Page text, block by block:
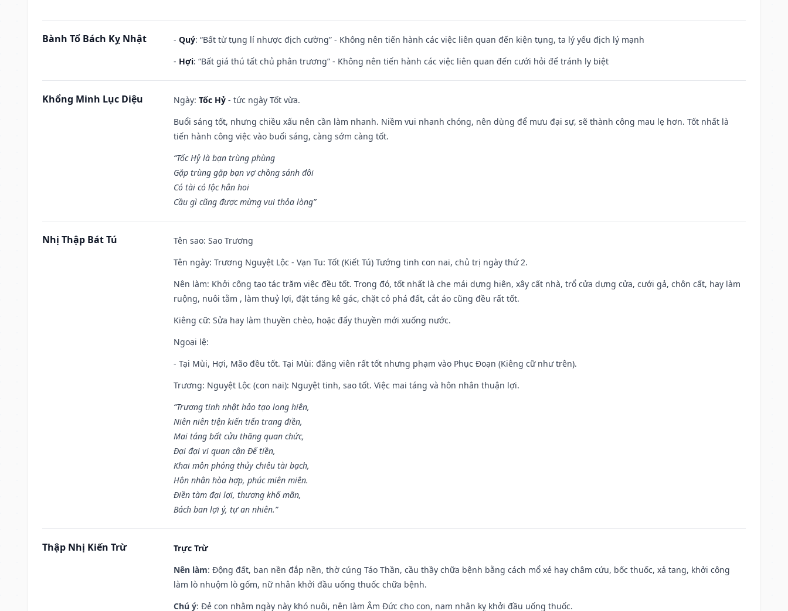
Bành Tổ Bách Kỵ Nhật - Quý: “Bất từ tụng lí nhược địch cường” - Không nên tiến hành các việc liên quan đến kiện tụng, ta lý yếu địch lý mạnh
- Hợi: “Bất giá thú tất chủ phân trương” - Không nên tiến hành các việc liên quan đến cưới hỏi để tránh ly biệt
Khổng Minh Lục Diệu Ngày: Tốc Hỷ - tức ngày Tốt vừa.
Buổi sáng tốt, nhưng chiều xấu nên cần làm nhanh. Niềm vui nhanh chóng, nên dùng để mưu đại sự, sẽ thành công mau lẹ hơn. Tốt nhất là
tiến hành công việc vào buổi sáng, càng sớm càng tốt.
“Tốc Hỷ là bạn trùng phùng
Gặp trùng gặp bạn vợ chồng sánh đôi
Có tài có lộc hẳn hoi
Cầu gì cũng được mừng vui thỏa lòng”
Nhị Thập Bát Tú Tên sao: Sao Trương
Tên ngày: Trương Nguyệt Lộc - Vạn Tu: Tốt (Kiết Tú) Tướng tinh con nai, chủ trị ngày thứ 2.
Nên làm: Khởi công tạo tác trăm việc đều tốt. Trong đó, tốt nhất là che mái dựng hiên, xây cất nhà, trổ cửa dựng cửa, cưới gả, chôn cất, hay làm
ruộng, nuôi tằm , làm thuỷ lợi, đặt táng kê gác, chặt cỏ phá đất, cắt áo cũng đều rất tốt.
Kiêng cữ: Sửa hay làm thuyền chèo, hoặc đẩy thuyền mới xuống nước.
Ngoại lệ:
- Tại Mùi, Hợi, Mão đều tốt. Tại Mùi: đăng viên rất tốt nhưng phạm vào Phục Đoạn (Kiêng cữ như trên).
Trương: Nguyệt Lộc (con nai): Nguyệt tinh, sao tốt. Việc mai táng và hôn nhân thuận lợi.
“Trương tinh nhật hảo tạo long hiên,
Niên niên tiện kiến tiến trang điền,
Mai táng bất cửu thăng quan chức,
Đại đại vi quan cận Đế tiền,
Khai môn phóng thủy chiêu tài bạch,
Hôn nhân hòa hợp, phúc miên miên.
Điền tàm đại lợi, thương khố mãn,
Bách ban lợi ý, tự an nhiên.”
Thập Nhị Kiến Trừ
Trực Trừ
Nên làm: Động đất, ban nền đắp nền, thờ cúng Táo Thần, cầu thầy chữa bệnh bằng cách mổ xẻ hay châm cứu, bốc thuốc, xả tang, khởi công
làm lò nhuộm lò gốm, nữ nhân khởi đầu uống thuốc chữa bệnh.
Chú ý: Đẻ con nhằm ngày này khó nuôi, nên làm Âm Đức cho con, nam nhân kỵ khởi đầu uống thuốc.